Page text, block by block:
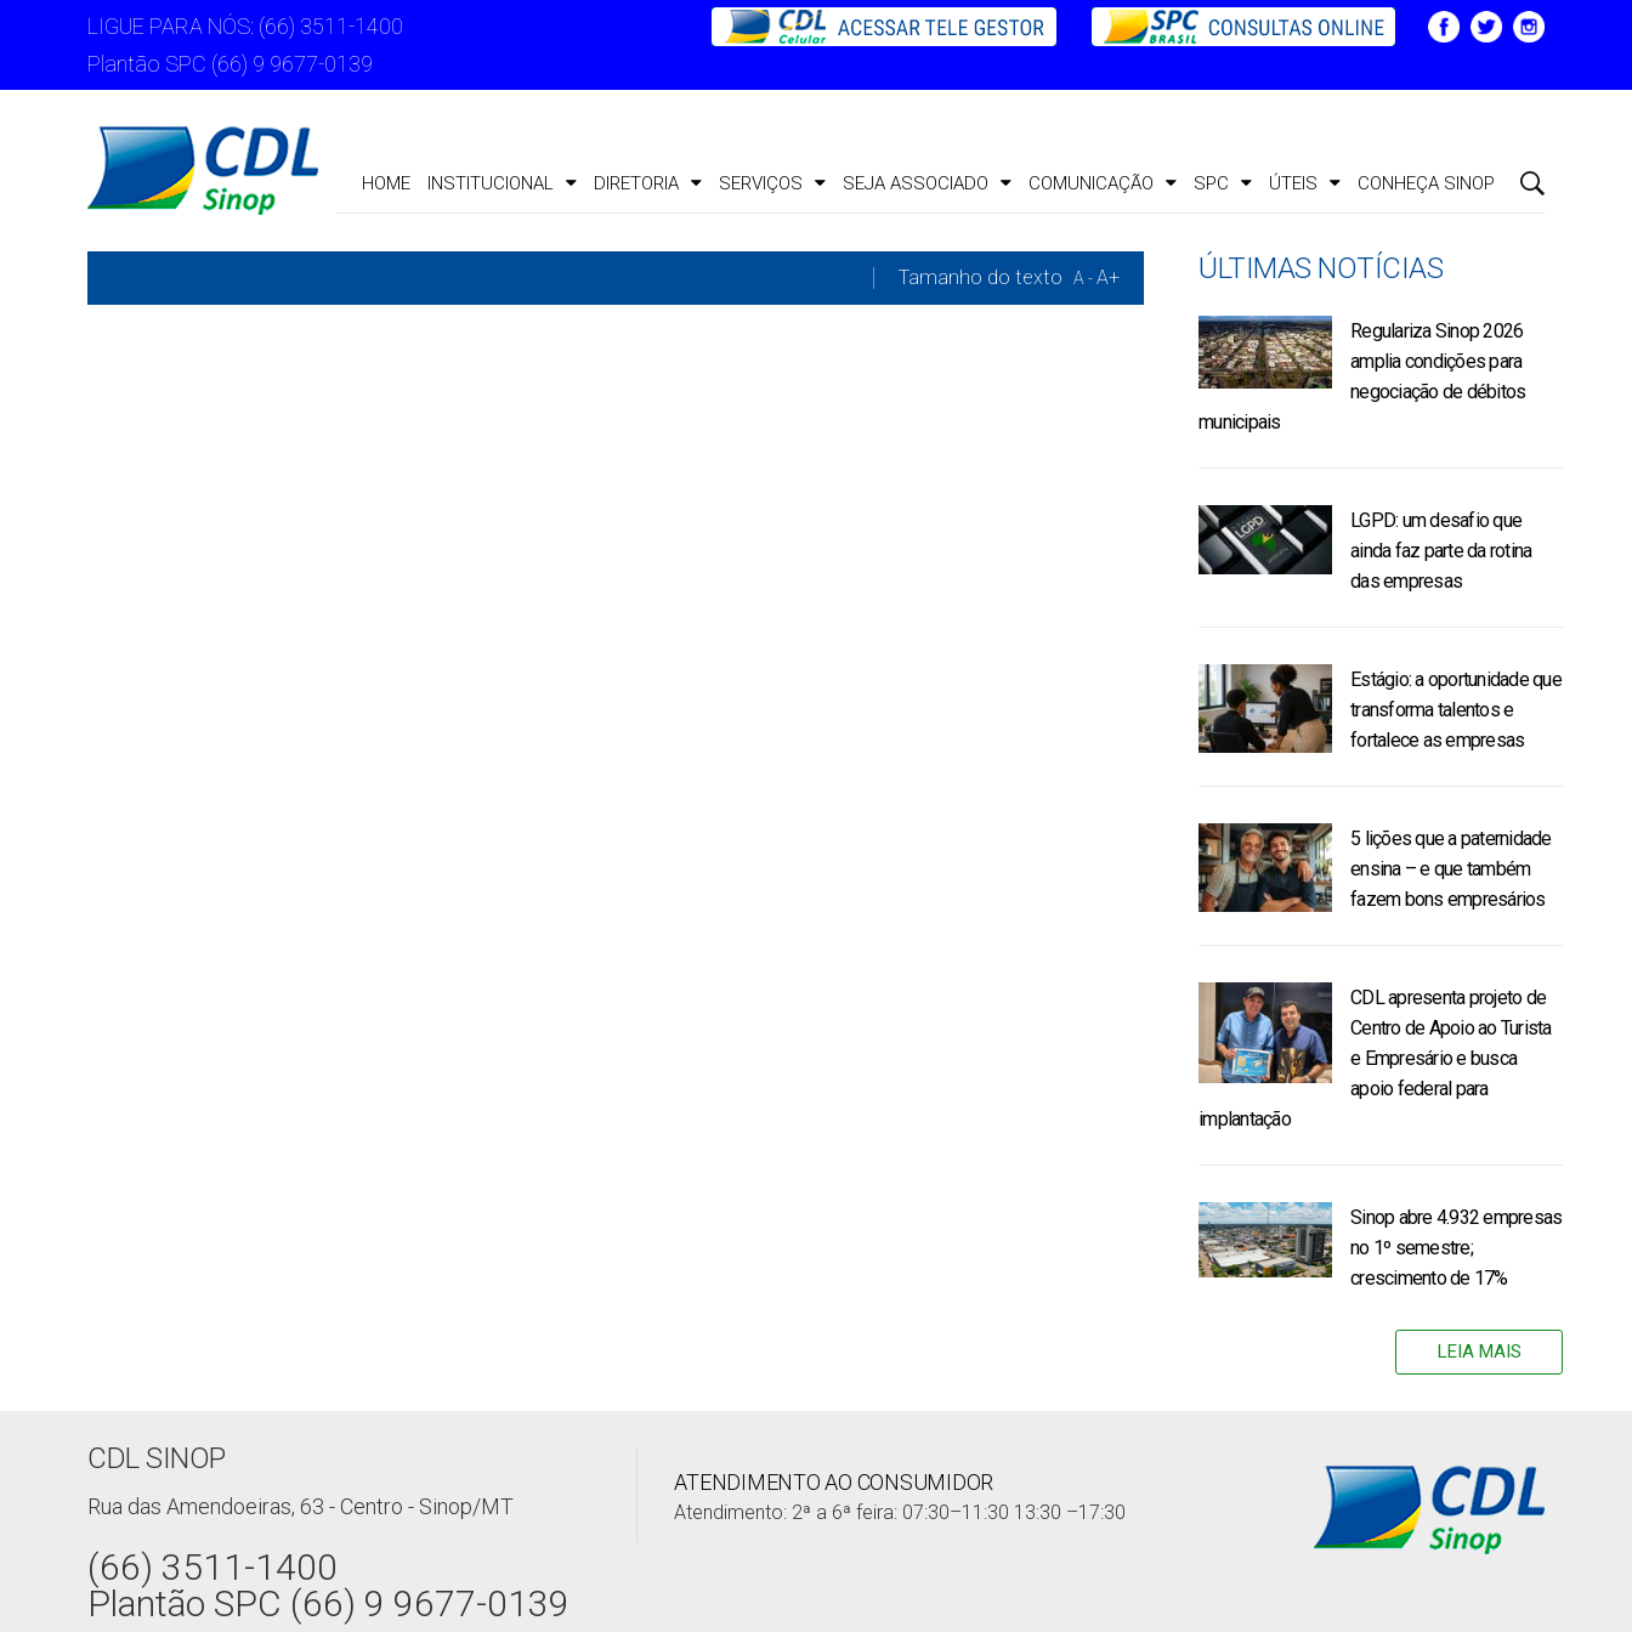
LIGUE PARA NÓS: (66) 3511-1400
Plantão SPC (66) 9 9677-0139
HOME INSTITUCIONAL DIRETORIA SERVIÇOS SEJA ASSOCIADO COMUNICAÇÃO SPC ÚTEIS CONHEÇA SINOP
Tamanho do texto A -A+ ÚLTIMAS NOTÍCIAS
Regulariza Sinop 2026
amplia condições para
negociação de débitos
municipais
LGPD: um desafio que
ainda faz parte da rotina
das empresas
Estágio: a oportunidade que
transforma talentos e
fortalece as empresas
5 lições que a paternidade
ensina – e que também
fazem bons empresários
CDL apresenta projeto de
Centro de Apoio ao Turista
e Empresário e busca
apoio federal para
implantação
Sinop abre 4.932 empresas
no 1º semestre;
crescimento de 17%
LEIA MAIS
CDL SINOP
Rua das Amendoeiras, 63 - Centro - Sinop/MT
(66) 3511-1400
Plantão SPC (66) 9 9677-0139
ATENDIMENTO AO CONSUMIDOR
Atendimento: 2ª a 6ª feira: 07:30–11:30 13:30 –17:30